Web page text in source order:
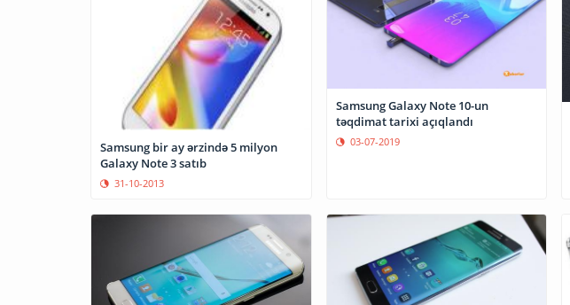
Samsung bir ay ərzində 5 milyon
Galaxy Note 3 satıb
31-10-2013
Samsung Galaxy Note 10-un
təqdimat tarixi açıqlandı
03-07-2019